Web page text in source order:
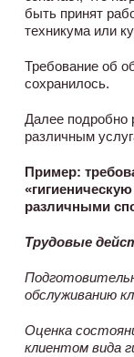
быть принят
техникума или
Требование об
сохранилось.
Далее подробно
различным
Пример:
различными
Трудовые
обслуживанию
Оценка
клиентом вида